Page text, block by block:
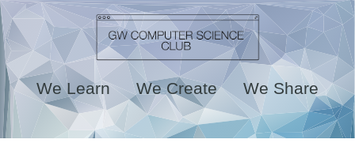
We Learn We Create We Share